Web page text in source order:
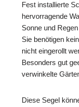
Fest installierte
hervorragende
Sonne und
Sie benötigen
nicht eingerollt
Besonders gut
verwinkelte
Diese Segel